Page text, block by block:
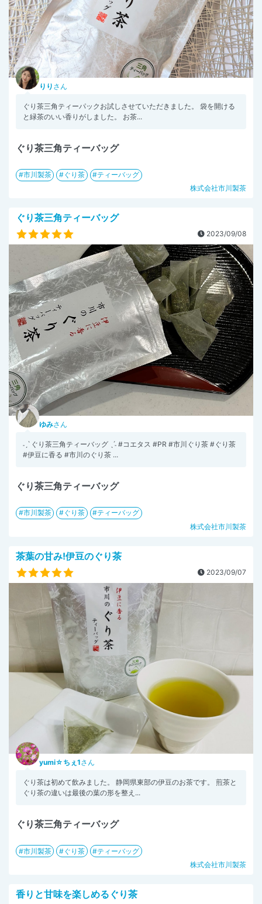
りり さん
ぐり茶三角ティーパックお試しさせていただきました。 袋を開ける
と緑茶のいい香りがしました。 お茶...
ぐり茶三角ティーバッグ
市川製茶 ぐり茶
ティーバッグ
株式会社市川製茶
ぐり茶三角ティーバッグ
2023/09/08
ゆみさん
˗ˏˋ ぐり茶三角ティーバッグ ˎˊ˗ #コエタス #PR #市川ぐり茶 #ぐり茶
#伊豆に香る #市川のぐり茶 ...
ぐり茶三角ティーバッグ
市川製茶 ぐり茶
ティーバッグ
株式会社市川製茶
茶葉の甘み!伊豆のぐり茶
2023/09/07
yumi☆ちぇ1さん
ぐり茶は初めて飲みました。 静岡県東部の伊豆のお茶です。 煎茶と
ぐり茶の違いは最後の葉の形を整え...
ぐり茶三角ティーバッグ
市川製茶 ぐり茶
ティーバッグ
株式会社市川製茶
香りと甘味を楽しめるぐり茶